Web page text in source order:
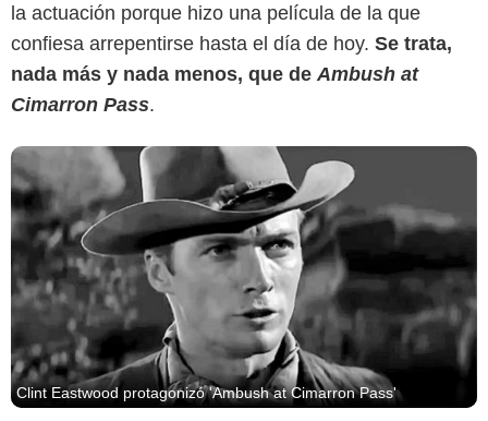
la actuación porque hizo una película de la que
confiesa arrepentirse hasta el día de hoy. Se trata,
nada más y nada menos, que de Ambush at
Cimarron Pass.
Clint Eastwood protagonizó 'Ambush at Cimarron Pass'